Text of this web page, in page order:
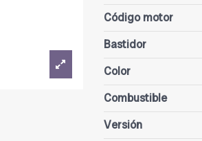
Código motor
Bastidor
Color
Combustible
Versión